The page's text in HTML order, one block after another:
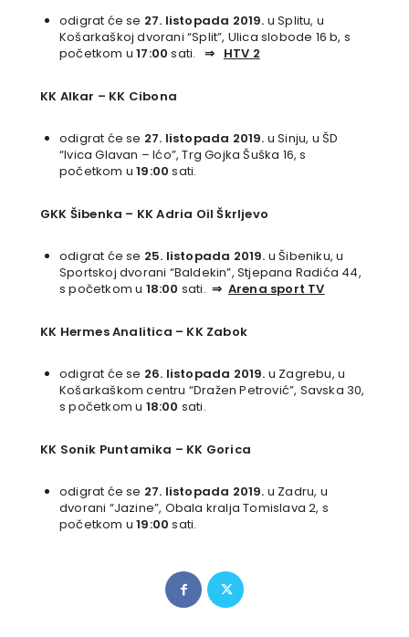
odigrat će se 27. listopada 2019. u Splitu, u
Košarkaškoj dvorani “Split”, Ulica slobode 16 b, s
početkom u17:00 sati. ⇒ HTV 2
KK Alkar – KK Cibona
odigrat će se 27. listopada 2019. u Sinju, u ŠD
“Ivica Glavan – Ićo”, Trg Gojka Šuška 16, s
početkom u19:00 sati.
GKK Šibenka – KK Adria Oil Škrljevo
odigrat će se 25. listopada 2019. u Šibeniku, u
Sportskoj dvorani “Baldekin”, Stjepana Radića 44,
s početkom u 18:00 sati. ⇒ Arena sport TV
KK Hermes Analitica – KK Zabok
odigrat će se 26. listopada 2019. u Zagrebu, u
Košarkaškom centru “Dražen Petrović”, Savska 30,
s početkom u 18:00 sati.
KK Sonik Puntamika – KK Gorica
odigrat će se 27. listopada 2019. u Zadru, u
dvorani “Jazine”, Obala kralja Tomislava 2, s
početkom u19:00 sati.